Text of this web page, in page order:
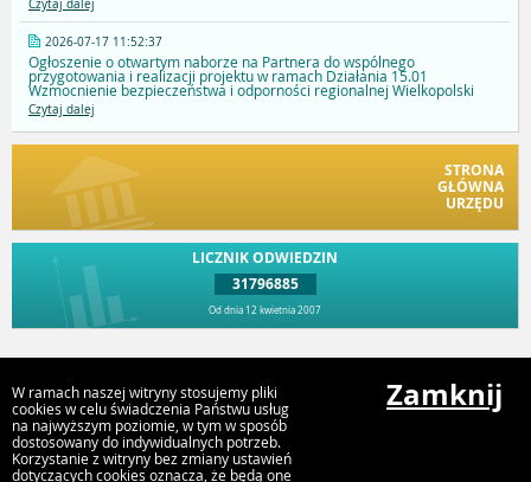
Czytaj dalej
2026-07-17 11:52:37
Ogłoszenie o otwartym naborze na Partnera do wspólnego
przygotowania i realizacji projektu w ramach Działania 15.01
Wzmocnienie bezpieczeństwa i odporności regionalnej Wielkopolski
Czytaj dalej
STRONA
GŁÓWNA
URZĘDU
LICZNIK ODWIEDZIN
31796885
Od dnia 12 kwietnia 2007
Urząd Gminy i Miasta Rychwał
Plac Wolności 16, 62-570 Rychwał
W ramach naszej witryny stosujemy pliki
cookies w celu świadczenia Państwu usług
na najwyższym poziomie, w tym w sposób
dostosowany do indywidualnych potrzeb.
Korzystanie z witryny bez zmiany ustawień
dotyczących cookies oznacza, że będą one
Zamknij